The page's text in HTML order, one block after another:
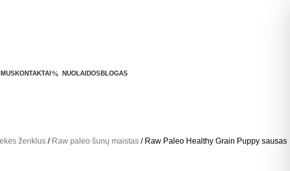
KONTAKTAI NUOLAIDOS BLOGAS
ženklus Raw paleo šunų maistas
Raw Paleo Healthy Grain Puppy sausas